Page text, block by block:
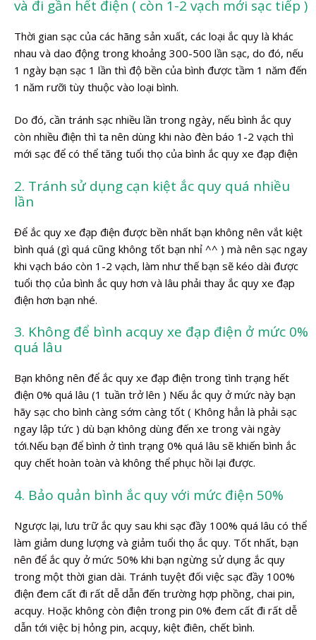
và đi gần hết điện ( còn 1-2 vạch mới sạc tiếp )
Thời gian sạc của các hãng sản xuất, các loại ắc quy là khác
nhau và dao động trong khoảng 300-500 lần sạc, do đó, nếu
1 ngày bạn sạc 1 lần thì độ bền của bình được tầm 1 năm đến
1 năm rưỡi tùy thuộc vào loại bình.
Do đó, cần tránh sạc nhiều lần trong ngày, nếu bình ắc quy
còn nhiều điện thì ta nên dùng khi nào đèn báo 1-2 vạch thì
mới sạc để có thể tăng tuổi thọ của bình ắc quy xe đạp điện
2. Tránh sử dụng cạn kiệt ắc quy quá nhiều
lần
Để ắc quy xe đạp điện được bền nhất bạn không nên vắt kiệt
bình quá (gì quá cũng không tốt bạn nhỉ ^^ ) mà nên sạc ngay
khi vạch báo còn 1-2 vạch, làm như thế bạn sẽ kéo dài được
tuổi thọ của bình ắc quy hơn và lâu phải thay ắc quy xe đạp
điện hơn bạn nhé.
3. Không để bình acquy xe đạp điện ở mức 0%
quá lâu
Bạn không nên để ắc quy xe đạp điện trong tình trạng hết
điện 0% quá lâu (1 tuần trở lên ) Nếu ắc quy ở mức này bạn
hãy sạc cho bình càng sớm càng tốt ( Không hẳn là phải sạc
ngay lập tức ) dù bạn không dùng đến xe trong vài ngày
tới.Nếu bạn để bình ở tình trạng 0% quá lâu sẽ khiến bình ắc
quy chết hoàn toàn và không thể phục hồi lại được.
4. Bảo quản bình ắc quy với mức điện 50%
Ngược lại, lưu trữ ắc quy sau khi sạc đầy 100% quá lâu có thể
làm giảm dung lượng và giảm tuổi thọ ắc quy. Tốt nhất, bạn
nên để ắc quy ở mức 50% khi bạn ngừng sử dụng ắc quy
trong một thời gian dài. Tránh tuyệt đối việc sạc đầy 100%
điện đem cất đi rất dễ dẫn đến trường hợp phồng, chai pin,
acquy. Hoặc không còn điện trong pin 0% đem cất đi rất dễ
dẫn tới việc bị hỏng pin, acquy, kiệt điên, chết bình.